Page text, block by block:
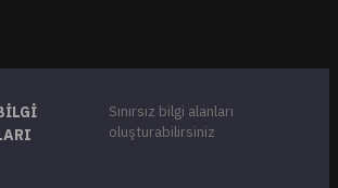
Sınırsız bilgi alanları
oluşturabilirsiniz